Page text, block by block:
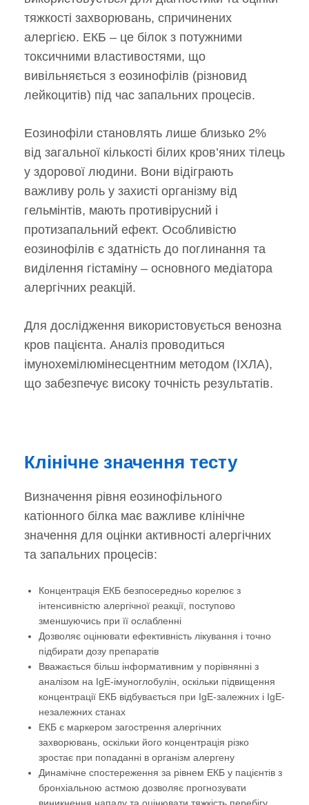
тяжкості захворювань, спричинених
алергією. ЕКБ – це білок з потужними
токсичними властивостями, що
вивільняється з еозинофілів (різновид
лейкоцитів) під час запальних процесів.
Еозинофіли становлять лише близько 2%
від загальної кількості білих кров’яних тілець
у здорової людини. Вони відіграють
важливу роль у захисті організму від
гельмінтів, мають противірусний і
протизапальний ефект. Особливістю
еозинофілів є здатність до поглинання та
виділення гістаміну – основного медіатора
алергічних реакцій.
Для дослідження використовується венозна
кров пацієнта. Аналіз проводиться
імунохемілюмінесцентним методом (ІХЛА),
що забезпечує високу точність результатів.
Клінічне значення тесту
Визначення рівня еозинофільного
катіонного білка має важливе клінічне
значення для оцінки активності алергічних
та запальних процесів:
Концентрація ЕКБ безпосередньо корелює з
інтенсивністю алергічної реакції, поступово
зменшуючись при її ослабленні
Дозволяє оцінювати ефективність лікування і точно
підбирати дозу препаратів
Вважається більш інформативним у порівнянні з
аналізом на IgE-імуноглобулін, оскільки підвищення
концентрації ЕКБ відбувається при IgE-залежних і IgE-
незалежних станах
ЕКБ є маркером загострення алергічних
захворювань, оскільки його концентрація різко
зростає при попаданні в організм алергену
Динамічне спостереження за рівнем ЕКБ у пацієнтів з
бронхіальною астмою дозволяє прогнозувати